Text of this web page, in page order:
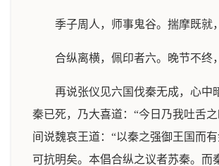
季子周人，师事鬼谷。揣摩既就
合纵离横，佩印者六。晚节不终
再说张仪见六国伐秦无成，心中
秦已死，乃大喜道：“今日乃我吐舌
间说魏哀王道：“以秦之强御王国而
可抗明矣。本倡合纵之议者苏秦。而